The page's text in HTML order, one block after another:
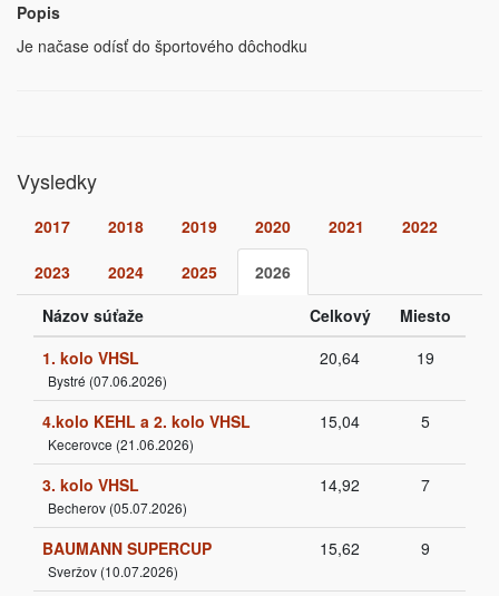
Popis
Je načase odísť do športového dôchodku
Vysledky
2017 2018 2019 2020 2021 2022
2023 2024 2025
2026
Názov súťaže
Celkový
Miesto
1. kolo VHSL
Bystré (07.06.2026)
20,64 19
4.kolo KEHL a 2. kolo VHSL
Kecerovce (21.06.2026)
15,04 5
3. kolo VHSL
Becherov (05.07.2026)
14,92 7
BAUMANN SUPERCUP
Sveržov (10.07.2026)
15,62 9